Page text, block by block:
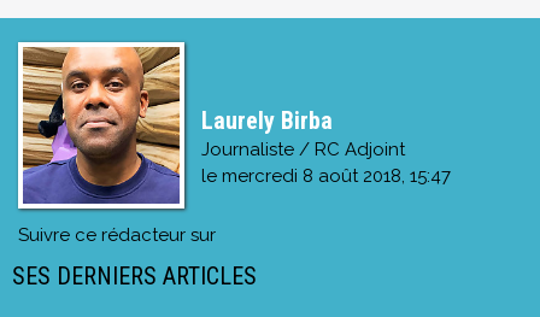
Laurely Birba
Journaliste / RC Adjoint
le mercredi 8 août 2018, 15:47
Suivre ce rédacteur sur
SES DERNIERS ARTICLES